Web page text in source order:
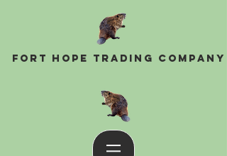
Fort Hope Trading Company